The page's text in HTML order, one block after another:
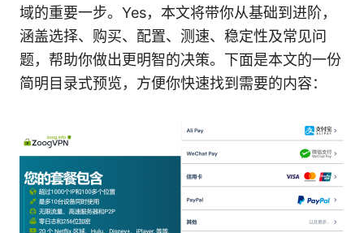
域的重要一步。Yes，本文将带你从基础到进阶，
涵盖选择、购买、配置、测速、稳定性及常见问
题，帮助你做出更明智的决策。下面是本文的一份
简明目录式预览，方便你快速找到需要的内容：